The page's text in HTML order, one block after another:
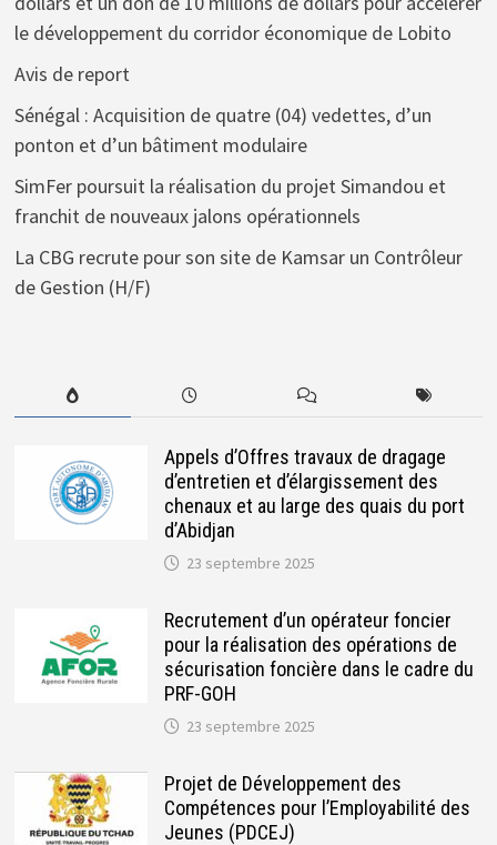
le développement du corridor économique de Lobito
Avis de report
Sénégal : Acquisition de quatre (04) vedettes, d’un
ponton et d’un bâtiment modulaire
SimFer poursuit la réalisation du projet Simandou et
franchit de nouveaux jalons opérationnels
La CBG recrute pour son site de Kamsar un Contrôleur
de Gestion (H/F)
Appels d’Offres travaux de dragage
d’entretien et d’élargissement des
chenaux et au large des quais du port
d’Abidjan
23 septembre 2025
Recrutement d’un opérateur foncier
pour la réalisation des opérations de
sécurisation foncière dans le cadre du
PRF-GOH
23 septembre 2025
Projet de Développement des
Compétences pour l’Employabilité des
Jeunes (PDCEJ)